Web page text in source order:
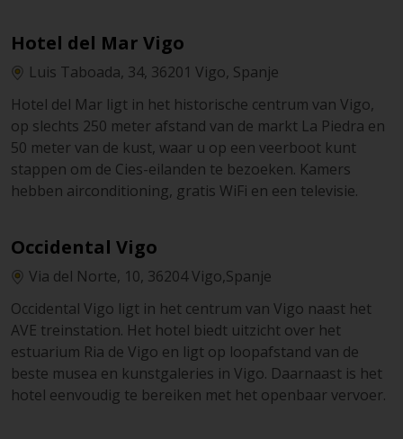
Hotel del Mar Vigo
Luis Taboada, 34, 36201 Vigo, Spanje
Hotel del Mar ligt in het historische centrum van Vigo,
op slechts 250 meter afstand van de markt La Piedra en
50 meter van de kust, waar u op een veerboot kunt
stappen om de Cies-eilanden te bezoeken. Kamers
hebben airconditioning, gratis WiFi en een televisie.
Occidental Vigo
Via del Norte, 10, 36204 Vigo,Spanje
Occidental Vigo ligt in het centrum van Vigo naast het
AVE treinstation. Het hotel biedt uitzicht over het
estuarium Ria de Vigo en ligt op loopafstand van de
beste musea en kunstgaleries in Vigo. Daarnaast is het
hotel eenvoudig te bereiken met het openbaar vervoer.